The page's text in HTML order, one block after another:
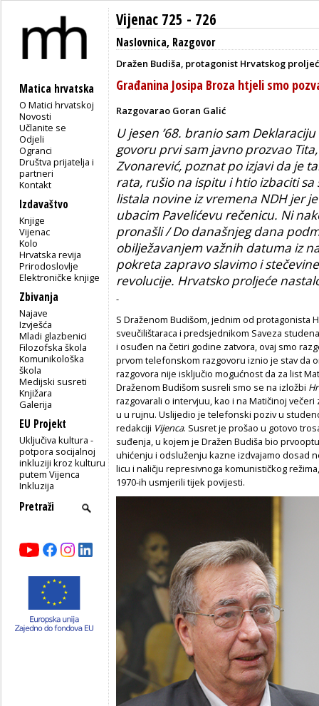
Matica hrvatska
O Matici hrvatskoj
Novosti
Učlanite se
Odjeli
Ogranci
Društva prijatelja i
partneri
Kontakt
Izdavaštvo
Knjige
Vijenac
Kolo
Hrvatska revija
Prirodoslovlje
Elektroničke knjige
Zbivanja
Najave
Izvješća
Mladi glazbenici
Filozofska škola
Komunikološka
škola
Medijski susreti
Knjižara
Galerija
EU Projekt
Uključiva kultura -
potpora socijalnoj
inkluziji kroz kulturu
putem Vijenca
Inkluzija
Vijenac 725 - 726
Naslovnica, Razgovor
Dražen Budiša, protagonist Hrvatskog
Građanina Josipa Broza htjeli smo
Razgovarao Goran Galić
U jesen ’68. branio sam
govoru prvi sam javno prozvao
Zvonarević, poznat po izjavi da je
rata, rušio na ispitu i htio izbaciti sa
listala novine iz vremena NDH jer
ubacim Pavelićevu rečenicu. Ni
pronašli / Do današnjeg dana
obilježavanjem važnih datuma iz
pokreta zapravo slavimo i
revolucije. Hrvatsko proljeće
-
S Draženom Budišom, jednim od protagonista
sveučilištaraca i predsjednikom Saveza
i osuđen na četiri godine zatvora, ovaj smo
prvom telefonskom razgovoru iznio je stav da
razgovora nije isključio mogućnost da za list
Draženom Budišom susreli smo se na izložbi
razgovarali o intervjuu, kao i na Matičinoj
u u rujnu. Uslijedio je telefonski poziv u
redakciji Vijenca. Susret je prošao u gotovo
suđenja, u kojem je Dražen Budiša bio
uhićenju i odsluženju kazne izdvajamo dosad
licu i naličju represivnoga komunističkog
1970-ih usmjerili tijek povijesti.